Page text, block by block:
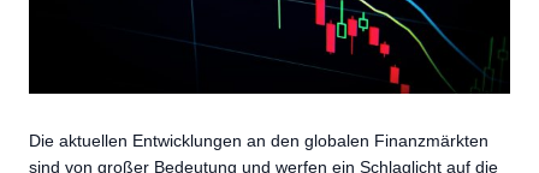
Die aktuellen Entwicklungen an den globalen Finanzmärkten
sind von großer Bedeutung und werfen ein Schlaglicht auf die